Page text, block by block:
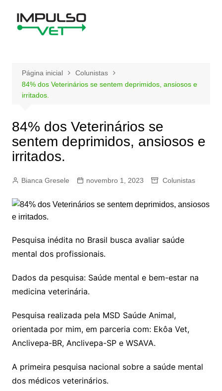
Página inicial
Colunistas
84% dos Veterinários se sentem deprimidos, ansiosos e
irritados.
84% dos Veterinários se
sentem deprimidos, ansiosos e
irritados.
Bianca Gresele novembro 1, 2023 Colunistas
Pesquisa inédita no Brasil busca avaliar saúde
mental dos profissionais.
Dados da pesquisa: Saúde mental e bem-estar na
medicina veterinária.
Pesquisa realizada pela MSD Saúde Animal,
orientada por mim, em parceria com: Ekôa Vet,
Anclivepa-BR, Anclivepa-SP e WSAVA.
A primeira pesquisa nacional sobre a saúde mental
dos médicos veterinários.